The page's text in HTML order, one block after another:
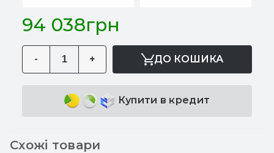
94 038грн
- + ДО КОШИКА
Купити в кредит
Схожі товари